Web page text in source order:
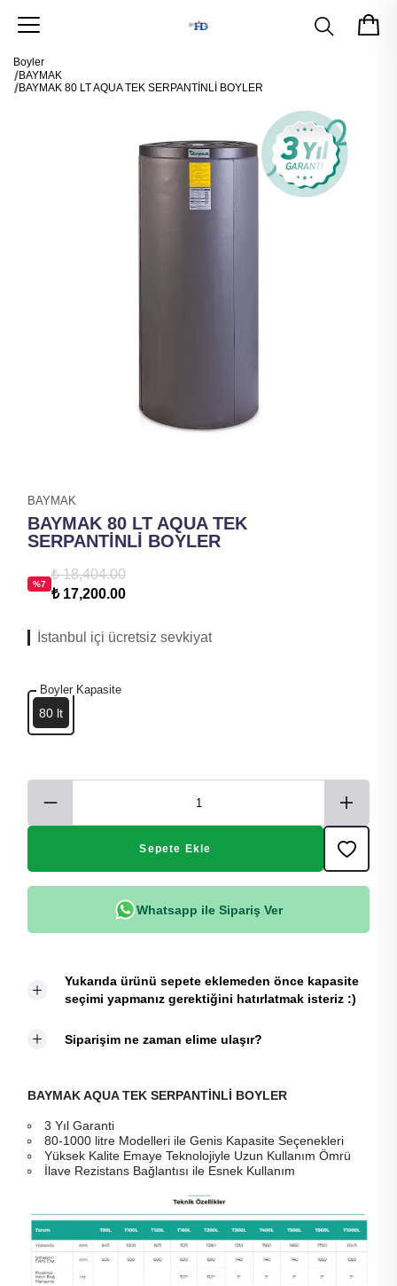
Boyler
BAYMAK
BAYMAK 80 LT AQUA TEK SERPANTİNLİ BOYLER
BAYMAK
BAYMAK 80 LT AQUA TEK
SERPANTİNLİ BOYLER
%7
₺ 18,404.00
₺ 17,200.00
İstanbul içi ücretsiz sevkiyat
Boyler Kapasite
80 lt
Sepete Ekle
Whatsapp ile Sipariş Ver
Yukarıda ürünü sepete eklemeden önce kapasite
seçimi yapmanız gerektiğini hatırlatmak isteriz :)
Siparişim ne zaman elime ulaşır?
BAYMAK AQUA TEK SERPANTİNLİ BOYLER
3 Yıl Garanti
80-1000 litre Modelleri ile Genis Kapasite Seçenekleri
Yüksek Kalite Emaye Teknolojiyle Uzun Kullanım Ömrü
İlave Rezistans Bağlantısı ile Esnek Kullanım